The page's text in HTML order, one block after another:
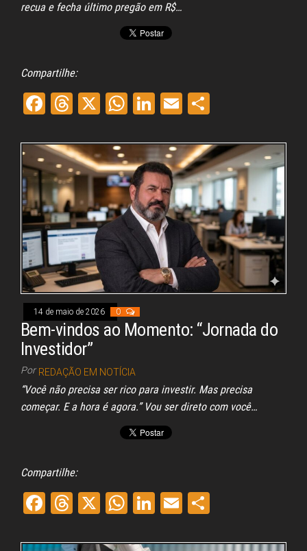
recua e fecha último pregão em R$…
Compartilhe:
Fa
bo
ok
Th
ad
s
X
W
ts
A
pp
Li
ed
In
E
ail e
14 de maio de 2026 0
Bem-vindos ao Momento: “Jornada do
Investidor”
Por REDAÇÃO EM NOTÍCIA
“Você não precisa ser rico para investir. Mas precisa
começar. E a hora é agora.” Vou ser direto com você…
Compartilhe:
Fa Th X
W
Li
E